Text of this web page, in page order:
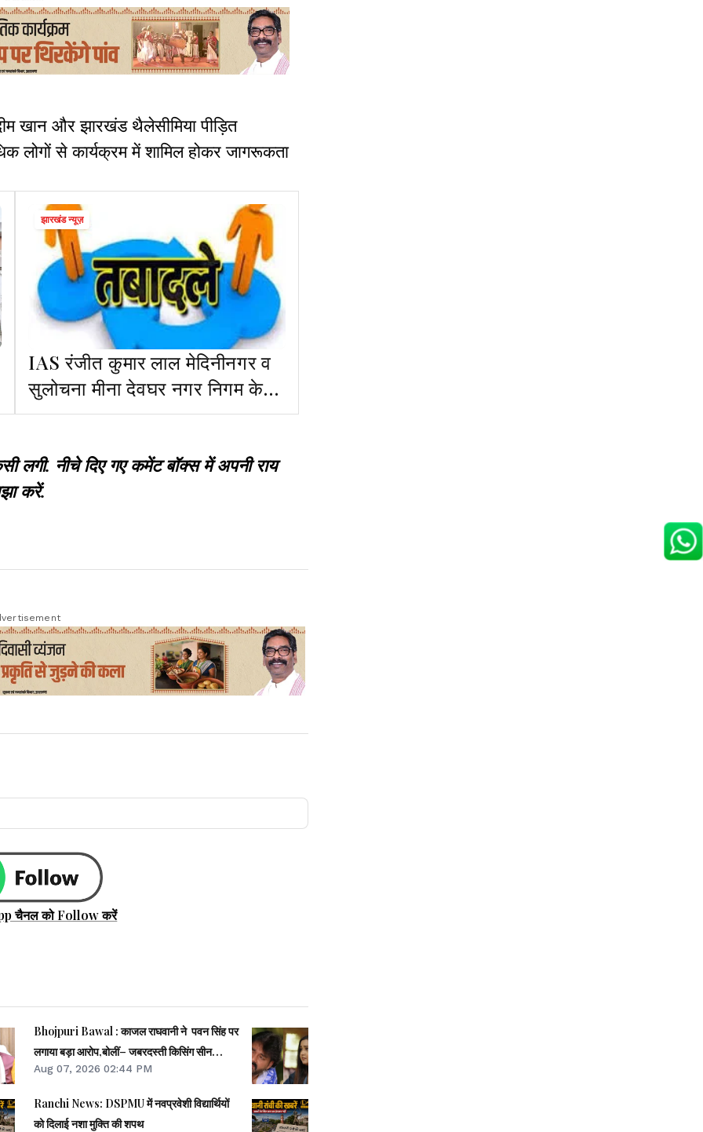
खान और झारखंड थैलेसीमिया पीड़ित
लोगों से कार्यक्रम में शामिल होकर जागरूकता
झारखंड न्यूज़
IAS रंजीत कुमार लाल मेदिनीनगर व
सुलोचना मीना देवघर नगर निगम के
आयुक्त बने
नीचे दिए गए कमेंट बॉक्स में अपनी राय
करें.
चैनल को Follow करें
Bhojpuri Bawal : काजल राघवानी ने पवन सिंह पर
लगाया बड़ा आरोप,बोलीं– जबरदस्ती किसिंग सीन
करवाया...
Aug 07, 2026 02:44 PM
Ranchi News: DSPMU में नवप्रवेशी विद्यार्थियों
को दिलाई नशा मुक्ति की शपथ